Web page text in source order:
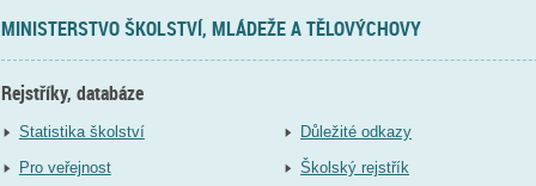
MINISTERSTVO ŠKOLSTVÍ, MLÁDEŽE A TĚLOVÝCHOVY
Rejstříky, databáze
Statistika školství
Pro veřejnost
Důležité odkazy
Školský rejstřík